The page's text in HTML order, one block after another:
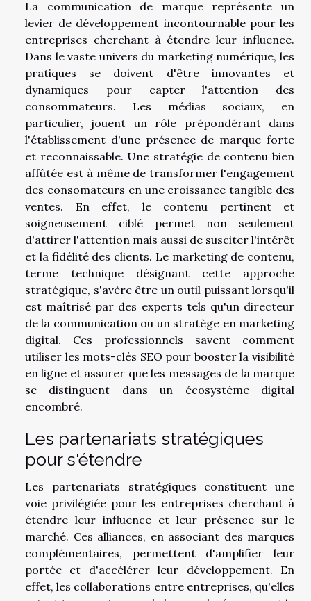
La communication de marque représente un
levier de développement incontournable pour les
entreprises cherchant à étendre leur influence.
Dans le vaste univers du marketing numérique, les
pratiques se doivent d'être innovantes et
dynamiques pour capter l'attention des
consommateurs. Les médias sociaux, en
particulier, jouent un rôle prépondérant dans
l'établissement d'une présence de marque forte
et reconnaissable. Une stratégie de contenu bien
affûtée est à même de transformer l'engagement
des consomateurs en une croissance tangible des
ventes. En effet, le contenu pertinent et
soigneusement ciblé permet non seulement
d'attirer l'attention mais aussi de susciter l'intérêt
et la fidélité des clients. Le marketing de contenu,
terme technique désignant cette approche
stratégique, s'avère être un outil puissant lorsqu'il
est maîtrisé par des experts tels qu'un directeur
de la communication ou un stratège en marketing
digital. Ces professionnels savent comment
utiliser les mots-clés SEO pour booster la visibilité
en ligne et assurer que les messages de la marque
se distinguent dans un écosystème digital
encombré.
Les partenariats stratégiques
pour s'étendre
Les partenariats stratégiques constituent une
voie privilégiée pour les entreprises cherchant à
étendre leur influence et leur présence sur le
marché. Ces alliances, en associant des marques
complémentaires, permettent d'amplifier leur
portée et d'accélérer leur développement. En
effet, les collaborations entre entreprises, qu'elles